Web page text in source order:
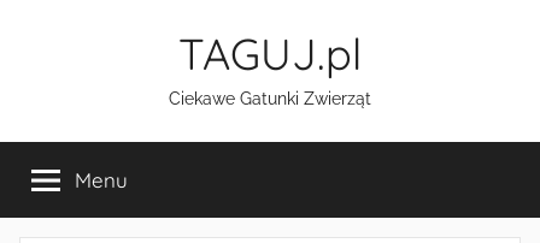
TAGUJ.pl
Ciekawe Gatunki Zwierząt
Menu